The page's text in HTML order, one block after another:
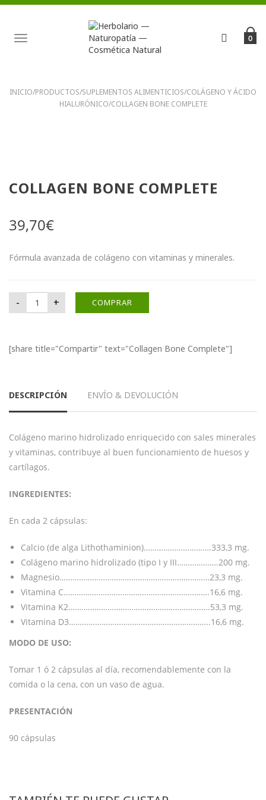
TOGGLE
NAVIGATION
0
INICIO/PRODUCTOS/SUPLEMENTOS ALIMENTICIOS/COLÁGENO Y ÁCIDO
HIALURÓNICO/COLLAGEN BONE COMPLETE
COLLAGEN BONE COMPLETE
39,70€
Fórmula avanzada de colágeno con vitaminas y minerales.
-
Collagen Bone Complete cantidad
+ COMPRAR
[share title="Compartir" text="Collagen Bone Complete"]
DESCRIPCIÓN ENVÍO & DEVOLUCIÓN
Colágeno marino hidrolizado enriquecido con sales minerales
y vitaminas, contribuye al buen funcionamiento de huesos y
cartílagos.
INGREDIENTES:
En cada 2 cápsulas:
Calcio (de alga Lithothaminion)………………………….333,3 mg.
Colágeno marino hidrolizado (tipo I y III……………….200 mg.
Magnesio……………………………………………………………23,3 mg.
Vitamina C………………………………………………………….16,6 mg.
Vitamina K2………………………………………………………..53,3 mg.
Vitamina D3………………………………………………………..16,6 mg.
MODO DE USO:
Tomar 1 ó 2 cápsulas al día, recomendablemente con la
comida o la cena, con un vaso de agua.
PRESENTACIÓN
90 cápsulas